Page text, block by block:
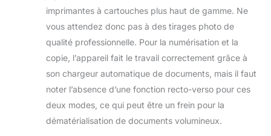
imprimantes à cartouches plus haut de gamme. Ne
vous attendez donc pas à des tirages photo de
qualité professionnelle. Pour la numérisation et la
copie, l’appareil fait le travail correctement grâce à
son chargeur automatique de documents, mais il faut
noter l’absence d’une fonction recto-verso pour ces
deux modes, ce qui peut être un frein pour la
dématérialisation de documents volumineux.